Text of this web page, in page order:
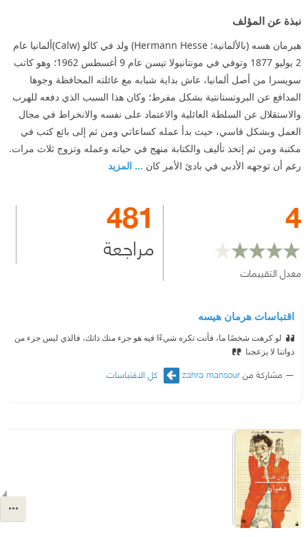
نبذة عن المؤلف
هيرمان هسه (بالألمانية: Hermann Hesse) ولد في كالو (Calw)ألمانيا عام
2 يوليو 1877 وتوفي في مونتانيولا تيسن عام 9 أغسطس 1962؛ وهو كاتب
سويسرا من أصل ألمانيا، عاش بداية شبابه مع عائلته المحافظة وجوها
المدافع عن البروتستانتية بشكل مفرط؛ وكان هذا السبب الذي دفعه للهرب
والاستقلال عن السلطة العائلية والاعتماد على نفسه والانخراط في مجال
العمل وبشكل قاسي، حيث بدأ عمله كساعاتي ومن ثم إلى بائع كتب في
مكتبة ومن ثم إتخذ تأليف والكتابة منهج في حياته وعمله وتزوج ثلاث مرات.
رغم أن توجهه الأدبي في بادئ الأمر كان ... المزيد
4
معدل التقييمات
481
مراجعة
اقتباسات هرمان هيسه
لو كرهت شخصًا ما، فأنت تكره شيءًا فيه هو جزء منك ذاتك، فالذي ليس جزء من
ذواتنا لا يزعجنا
مشاركة منzahra mansour كل الاقتباسات